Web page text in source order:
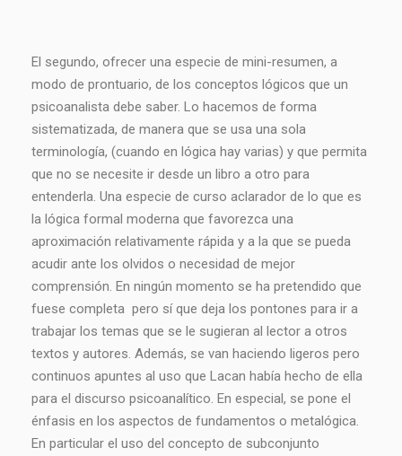
El segundo, ofrecer una especie de mini-resumen, a
modo de prontuario, de los conceptos lógicos que un
psicoanalista debe saber. Lo hacemos de forma
sistematizada, de manera que se usa una sola
terminología, (cuando en lógica hay varias) y que permita
que no se necesite ir desde un libro a otro para
entenderla. Una especie de curso aclarador de lo que es
la lógica formal moderna que favorezca una
aproximación relativamente rápida y a la que se pueda
acudir ante los olvidos o necesidad de mejor
comprensión. En ningún momento se ha pretendido que
fuese completa pero sí que deja los pontones para ir a
trabajar los temas que se le sugieran al lector a otros
textos y autores. Además, se van haciendo ligeros pero
continuos apuntes al uso que Lacan había hecho de ella
para el discurso psicoanalítico. En especial, se pone el
énfasis en los aspectos de fundamentos o metalógica.
En particular el uso del concepto de subconjunto